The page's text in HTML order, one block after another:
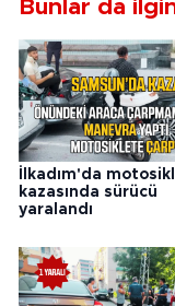
Bunlar da
İlkadım'da
kazasında sürücü
yaralandı